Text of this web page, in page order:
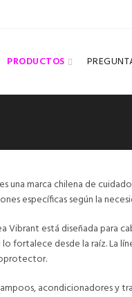
PRODUCTOS
una marca chilena de
específicas según la
Vibrant está diseñada para
lo fortalece desde la raíz. La
acondicionadores y